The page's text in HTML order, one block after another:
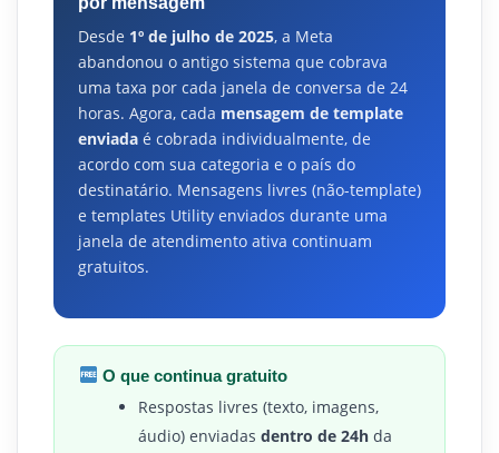
Desde 1º de julho de 2025, a Meta
abandonou o antigo sistema que cobrava
uma taxa por cada janela de conversa de 24
horas. Agora, cada mensagem de template
enviada é cobrada individualmente, de
acordo com sua categoria e o país do
destinatário. Mensagens livres (não-template)
e templates Utility enviados durante uma
janela de atendimento ativa continuam
gratuitos.
O que continua gratuito
Respostas livres (texto, imagens,
áudio) enviadas dentro de 24h da